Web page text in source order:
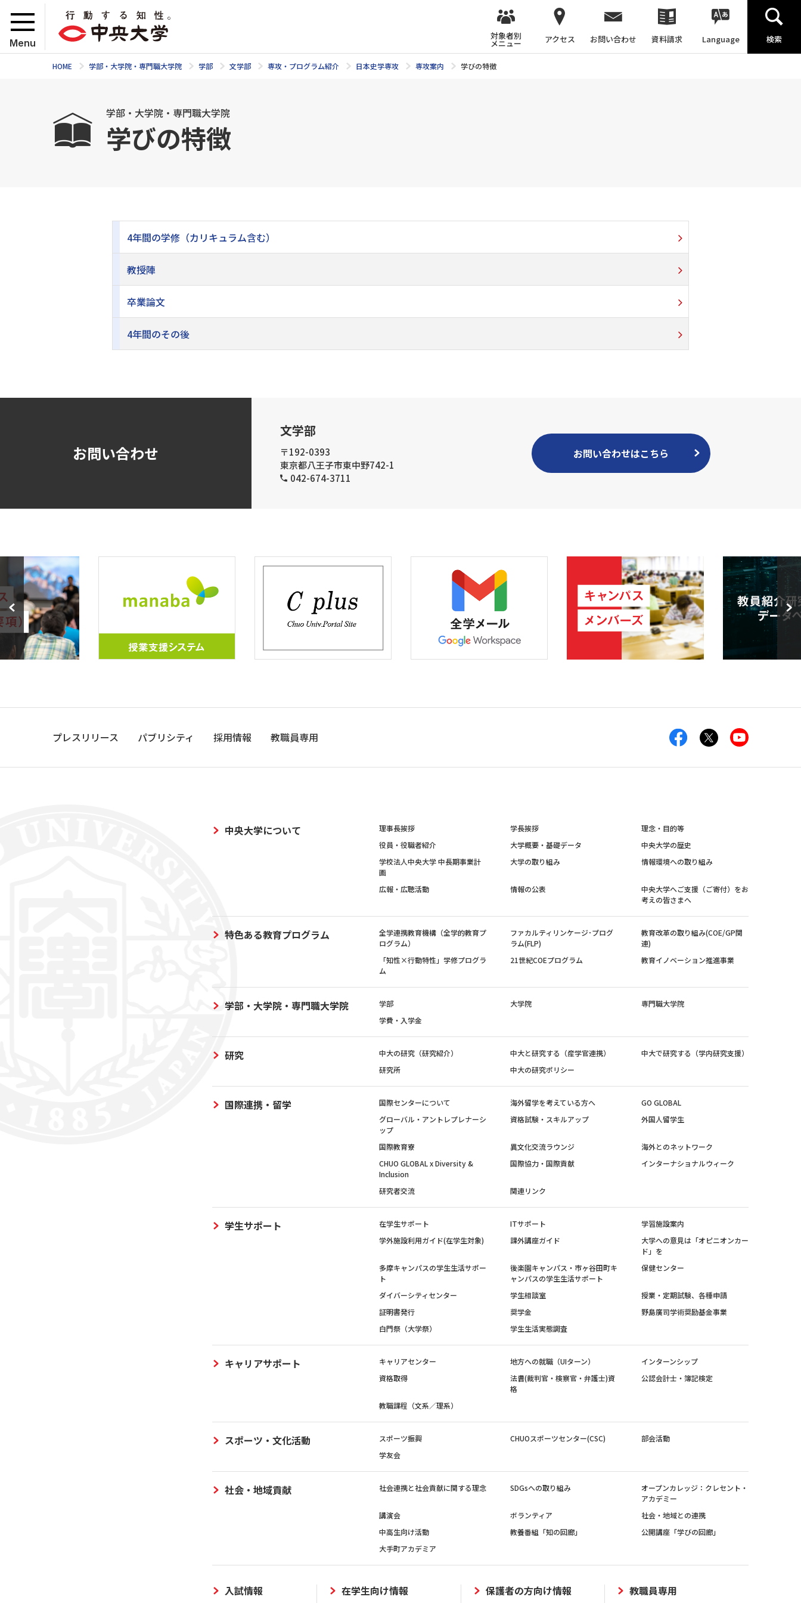
Menu
対象者別
メニュー アクセス お問い合わせ 資料請求 Language 検索
HOME 学部・大学院・専門職大学院 学部 文学部 専攻・プログラム紹介 日本史学専攻 専攻案内 学びの特徴
学部・大学院・専門職大学院
学びの特徴
4年間の学修（カリキュラム含む）
教授陣
卒業論文
4年間のその後
お問い合わせ
文学部
〒192-0393
東京都八王子市東中野742-1
042-674-3711
お問い合わせはこちら
プレスリリース パブリシティ 採用情報 教職員専用
中央大学について 理事長挨拶 学長挨拶
理念・目的等
役員・役職者紹介
大学概要・基礎データ
中央大学の歴史
学校法人中央大学 中長期事業計
画
大学の取り組み 情報環境への取り組み
広報・広聴活動 情報の公表
中央大学へご支援（ご寄付）をお
考えの皆さまへ
特色ある教育プログラム
全学連携教育機構（全学的教育プ
ログラム）
ファカルティリンケージ･プログ
ラム(FLP)
教育改革の取り組み(COE/GP関
連)
「知性×行動特性」学修プログラ
ム
21世紀COEプログラム 教育イノベーション推進事業
学部・大学院・専門職大学院 学部 大学院
専門職大学院
学費・入学金
研究 中大の研究（研究紹介） 中大と研究する（産学官連携）
中大で研究する（学内研究支援）
研究所
中大の研究ポリシー
国際連携・留学 国際センターについて 海外留学を考えている方へ
GO GLOBAL
グローバル・アントレプレナーシ
ップ
資格試験・スキルアップ 外国人留学生
国際教育寮 異文化交流ラウンジ
海外とのネットワーク
CHUO GLOBAL x Diversity &
Inclusion
国際協力・国際貢献 インターナショナルウィーク
研究者交流 関連リンク
学生サポート 在学生サポート ITサポート
学習施設案内
学外施設利用ガイド(在学生対象)
課外講座ガイド
大学への意見は「オピニオンカー
ド」を
多摩キャンパスの学生生活サポー
ト
後楽園キャンパス・市ヶ谷田町キ
ャンパスの学生生活サポート
保健センター
ダイバーシティセンター 学生相談室
授業・定期試験、各種申請
証明書発行
奨学金
野島廣司学術奨励基金事業
白門祭（大学祭）
学生生活実態調査
キャリアサポート キャリアセンター 地方への就職（UIターン）
インターンシップ
資格取得
法曹(裁判官・検察官・弁護士)資
格
公認会計士・簿記検定
教職課程（文系／理系）
スポーツ・文化活動 スポーツ振興 CHUOスポーツセンター(CSC)
部会活動
学友会
社会・地域貢献 社会連携と社会貢献に関する理念 SDGsへの取り組み
オープンカレッジ：クレセント・
アカデミー
講演会
ボランティア
社会・地域との連携
中高生向け活動
教養番組「知の回廊」
公開講座「学びの回廊」
大手町アカデミア
入試情報 在学生向け情報 保護者の方向け情報 教職員専用